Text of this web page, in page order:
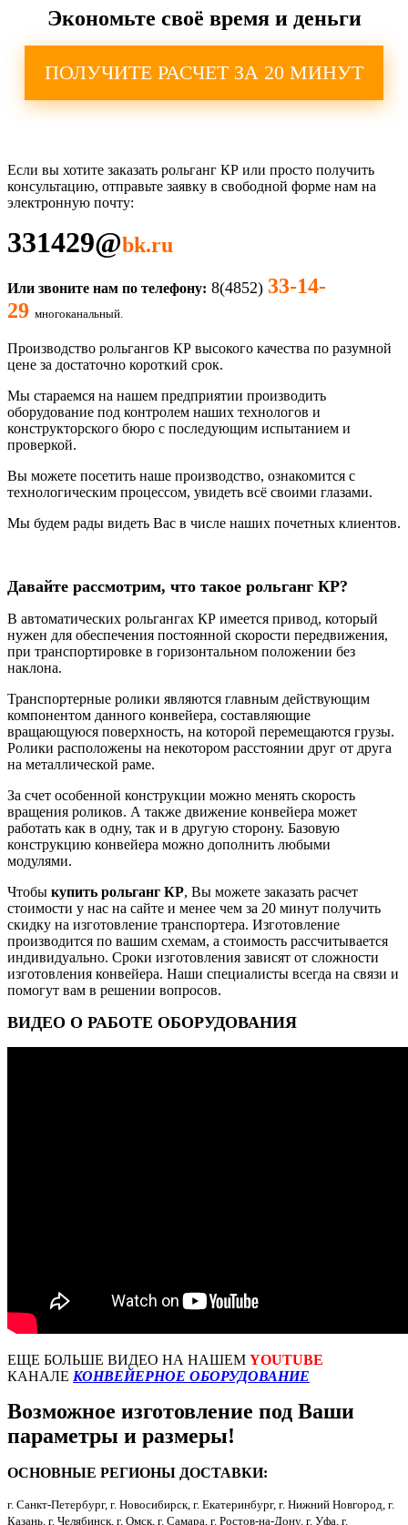
Экономьте своё время и деньги
ПОЛУЧИТЕ РАСЧЕТ ЗА 20 МИНУТ
Если вы хотите заказать рольганг КР или просто получить
консультацию, отправьте заявку в свободной форме нам на
электронную почту:
331429@bk.ru
Или звоните нам по телефону: 8(4852) 33-14-
29 многоканальный.
Производство рольгангов КР высокого качества по разумной
цене за достаточно короткий срок.
Мы стараемся на нашем предприятии производить
оборудование под контролем наших технологов и
конструкторского бюро с последующим испытанием и
проверкой.
Вы можете посетить наше производство, ознакомится с
технологическим процессом, увидеть всё своими глазами.
Мы будем рады видеть Вас в числе наших почетных клиентов.
Давайте рассмотрим, что такое рольганг КР?
В автоматических рольгангах КР имеется привод, который
нужен для обеспечения постоянной скорости передвижения,
при транспортировке в горизонтальном положении без
наклона.
Транспортерные ролики являются главным действующим
компонентом данного конвейера, составляющие
вращающуюся поверхность, на которой перемещаются грузы.
Ролики расположены на некотором расстоянии друг от друга
на металлической раме.
За счет особенной конструкции можно менять скорость
вращения роликов. А также движение конвейера может
работать как в одну, так и в другую сторону. Базовую
конструкцию конвейера можно дополнить любыми
модулями.
Чтобы купить рольганг КР, Вы можете заказать расчет
стоимости у нас на сайте и менее чем за 20 минут получить
скидку на изготовление транспортера. Изготовление
производится по вашим схемам, а стоимость рассчитывается
индивидуально. Сроки изготовления зависят от сложности
изготовления конвейера. Наши специалисты всегда на связи и
помогут вам в решении вопросов.
ВИДЕО О РАБОТЕ ОБОРУДОВАНИЯ
ЕЩЕ БОЛЬШЕ ВИДЕО НА НАШЕМ YOUTUBE
КАНАЛЕ КОНВЕЙЕРНОЕ ОБОРУДОВАНИЕ
Возможное изготовление под Ваши
параметры и размеры!
ОСНОВНЫЕ РЕГИОНЫ ДОСТАВКИ:
г. Санкт-Петербург, г. Новосибирск, г. Екатеринбург, г. Нижний Новгород, г.
Казань, г. Челябинск, г. Омск, г. Самара, г. Ростов-на-Дону, г. Уфа, г.